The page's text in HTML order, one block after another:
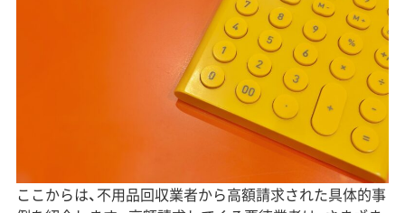
ここからは、不用品回収業者から高額請求された具体的事